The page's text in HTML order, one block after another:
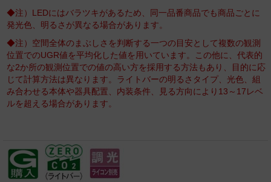
◆注）LEDにはバラツキがあるため、同一品番商品でも商品ごとに
発光色、明るさが異なる場合があります。
◆注）空間全体のまぶしさを判断する一つの目安として複数の観測
位置でのUGR値を平均化した値を用いています。この他に、代表的
な2か所の観測位置での値の高い方を採用する方法もあり、目的に応
じて計算方法は異なります。ライトバーの明るさタイプ、光色、組
み合わせる本体や器具配置、内装条件、見る方向により13～17レベ
ルを超える場合があります。